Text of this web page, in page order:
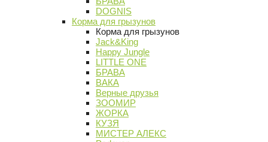
DOGNIS
Корма для грызунов
Корма для грызунов
Jack&King
Happy Jungle
LITTLE ONE
БРАВА
ВАКА
Верные друзья
ЗООМИР
ЖОРКА
КУЗЯ
МИСТЕР АЛЕКС